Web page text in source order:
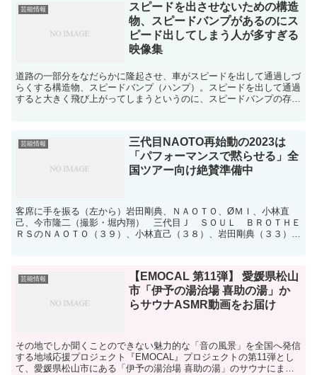
芸能情報
スピードを出させないための構造
物、スピードバンプがあるのにス
ピード出してしまう人が多すぎる
映像集
道路の一部分をなだらかに隆起させ、車がスピードを出して通過しづ
らくする構造物、スピードバンプ（ハンプ）。スピードを出して通過
すると大きく飛び上がってしまうというのに、スピードバンプの存在
芸能情報
三代目NAOTO再始動の2023は
「パフォーマンスで黙らせる」全
国ツアー向け絶賛準備中
客席に手を振る（左から）岩田剛典、ＮＡＯＴＯ、ØＭＩ、小林直
己、今市隆二（撮影・堀内翔） 三代目Ｊ ＳＯＵＬ ＢＲＯＴＨＥ
ＲＳのＮＡＯＴＯ（３９）、小林直己（３８）、岩田剛典（３３）、
芸能情報
【EMOCAL 第11弾】 愛媛県松山
市「伊予の湯治場 喜助の湯」か
らサウナASMR動画をお届け
その地でしか聞くことのできない魅力的な「音の風景」を全国へ発信
する地域応援プロジェクト『EMOCAL』プロジェクトの第11弾とし
て、愛媛県松山市にある「伊予の湯治場 喜助の湯」のサウナにまつ